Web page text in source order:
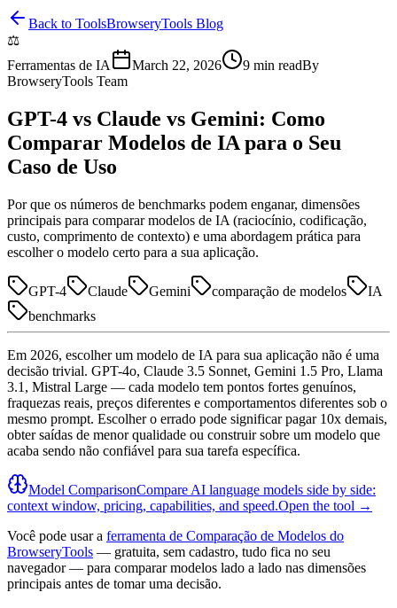
Back to ToolsBrowseryTools Blog
⚖️
Ferramentas de IA
March 22, 2026 9 min readBy
BrowseryTools Team
GPT-4 vs Claude vs Gemini: Como
Comparar Modelos de IA para o Seu
Caso de Uso
Por que os números de benchmarks podem enganar, dimensões
principais para comparar modelos de IA (raciocínio, codificação,
custo, comprimento de contexto) e uma abordagem prática para
escolher o modelo certo para a sua aplicação.
GPT-4 Claude Gemini comparação de modelos
IA
benchmarks
Em 2026, escolher um modelo de IA para sua aplicação não é uma
decisão trivial. GPT-4o, Claude 3.5 Sonnet, Gemini 1.5 Pro, Llama
3.1, Mistral Large — cada modelo tem pontos fortes genuínos,
fraquezas reais, preços diferentes e comportamentos diferentes sob o
mesmo prompt. Escolher o errado pode significar pagar 10x demais,
obter saídas de menor qualidade ou construir sobre um modelo que
acaba sendo não confiável para sua tarefa específica.
Model ComparisonCompare AI language models side by side:
context window, pricing, capabilities, and speed.Open the tool →
Você pode usar a ferramenta de Comparação de Modelos do
BrowseryTools — gratuita, sem cadastro, tudo fica no seu
navegador — para comparar modelos lado a lado nas dimensões
principais antes de tomar uma decisão.